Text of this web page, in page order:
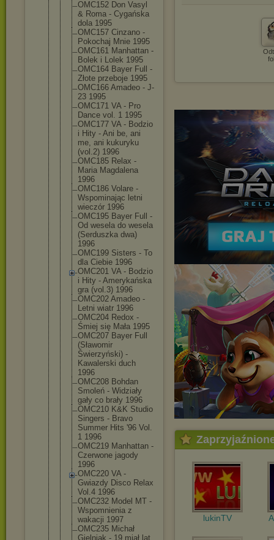
OMC152 Don Vasyl
& Roma - Cygańska
dola 1995
OMC157 Cinzano -
Pokochaj Mnie 1995
OMC161 Manhattan -
Bolek i Lolek 1995
OMC164 Bayer Full -
Złote przeboje 1995
OMC166 Amadeo - J-
23 1995
OMC171 VA - Pro
Dance vol. 1 1995
OMC177 VA - Bodzio
i Hity - Ani be, ani
me, ani kukuryku
(vol.2) 1996
OMC185 Relax -
Maria Magdalena
1996
OMC186 Volare -
Wspominając letni
wieczór 1996
OMC195 Bayer Full -
Od wesela do wesela
(Serduszka dwa)
1996
OMC199 Sisters - To
dla Ciebie 1996
OMC201 VA - Bodzio
i Hity - Amerykańska
gra (vol.3) 1996
OMC202 Amadeo -
Letni wiatr 1996
OMC204 Redox -
Śmiej się Mała 1995
OMC207 Bayer Full
(Sławomir
Świerzyński) -
Kawalerski duch
1996
OMC208 Bohdan
Smoleń - Widziały
gały co brały 1996
OMC210 K&K Studio
Singers - Bravo
Summer Hits '96 Vol.
1 1996
OMC219 Manhattan -
Czerwone jagody
1996
OMC220 VA -
Gwiazdy Disco Relax
Vol.4 1996
OMC232 Model MT -
Wspomnienia z
wakacji 1997
OMC235 Michał
Gielniak - 19 miał lat
lukinTV